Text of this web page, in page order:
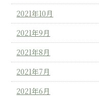
2021年10月
2021年9月
2021年8月
2021年7月
2021年6月